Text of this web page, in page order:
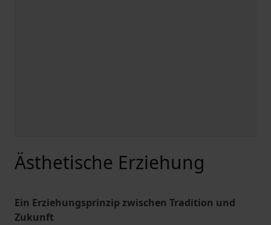
Ästhetische Erziehung
Ein Erziehungsprinzip zwischen Tradition und
Zukunft